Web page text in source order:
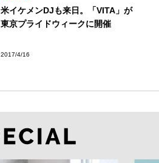
米イケメンDJも来日。「VITA」が
東京プライドウィークに開催
2017/4/16